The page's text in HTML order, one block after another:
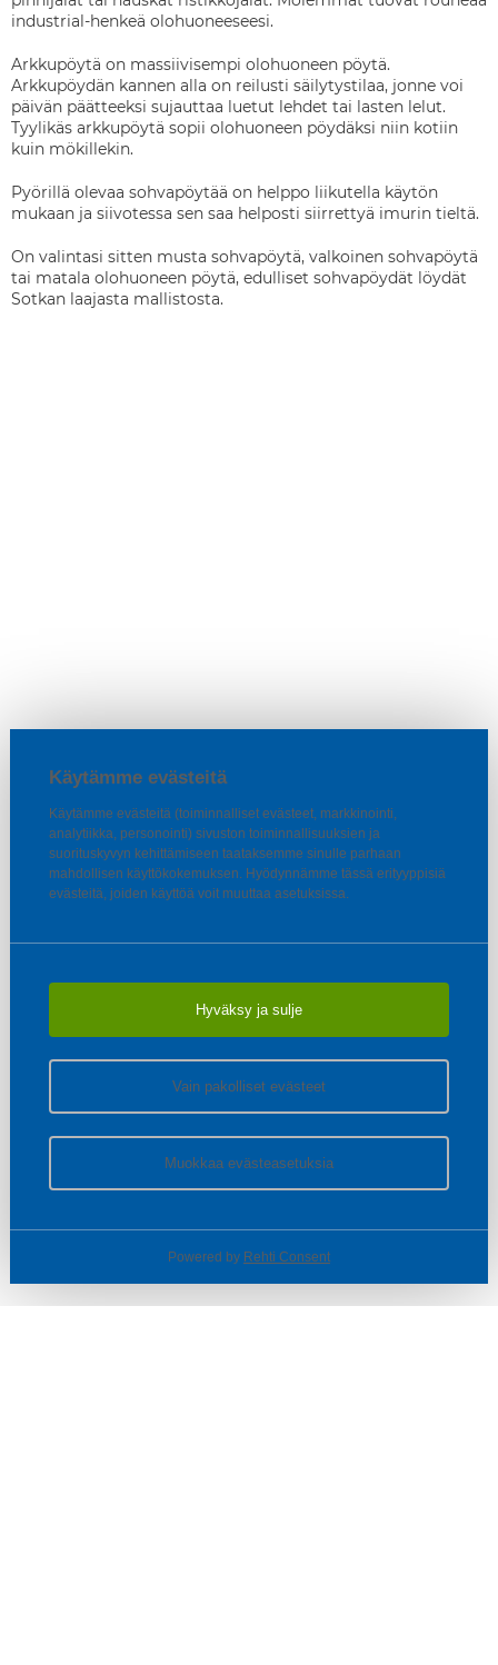
Käytämme evästeitä
Käytämme evästeitä (toiminnalliset evästeet, markkinointi,
analytiikka, personointi) sivuston toiminnallisuuksien ja
suorituskyvyn kehittämiseen taataksemme sinulle parhaan
mahdollisen käyttökokemuksen. Hyödynnämme tässä erityyppisiä
evästeitä, joiden käyttöä voit muuttaa asetuksissa.
Hyväksy ja sulje
Vain pakolliset evästeet
Muokkaa evästeasetuksia
Powered by Rehti Consent
industrial-henkeä olohuoneeseesi.
Arkkupöytä on massiivisempi olohuoneen pöytä.
Arkkupöydän kannen alla on reilusti säilytystilaa, jonne voi
päivän päätteeksi sujauttaa luetut lehdet tai lasten lelut.
Tyylikäs arkkupöytä sopii olohuoneen pöydäksi niin kotiin
kuin mökillekin.
Pyörillä olevaa sohvapöytää on helppo liikutella käytön
mukaan ja siivotessa sen saa helposti siirrettyä imurin tieltä.
On valintasi sitten musta sohvapöytä, valkoinen sohvapöytä
tai matala olohuoneen pöytä, edulliset sohvapöydät löydät
Sotkan laajasta mallistosta.